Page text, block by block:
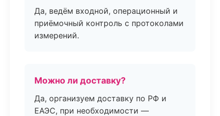
Да, ведём входной, операционный и
приёмочный контроль с протоколами
измерений.
Можно ли доставку?
Да, организуем доставку по РФ и
ЕАЭС, при необходимости —